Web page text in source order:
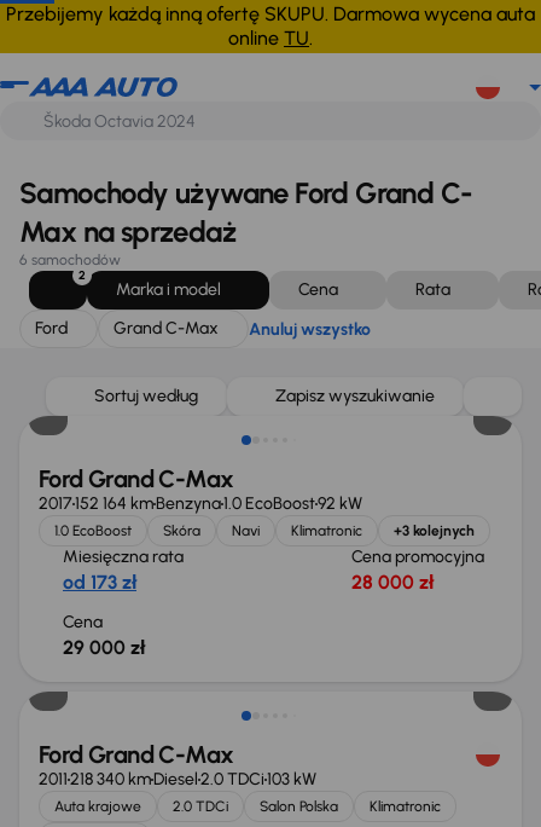
Przebijemy każdą inną ofertę SKUPU. Darmowa wycena auta
online TU.
Ford Grand C-Max Anuluj wszystko
Samochody używane Ford Grand C-
Max na sprzedaż
6 samochodów
2
Marka i model Cena Rata
Ford
Grand C-Max Anuluj wszystko
Sortuj według Zapisz wyszukiwanie
Ford Grand C-Max
2017152 164 kmBenzyna1.0 EcoBoost92 kW
1.0 EcoBoost Skóra Navi Klimatronic +3 kolejnych
Miesięczna rata
od 173 zł
Cena promocyjna
28 000 zł
Cena
29 000 zł
Ford Grand C-Max
2011218 340 kmDiesel2.0 TDCi103 kW
Auta krajowe 2.0 TDCi Salon Polska
Klimatronic